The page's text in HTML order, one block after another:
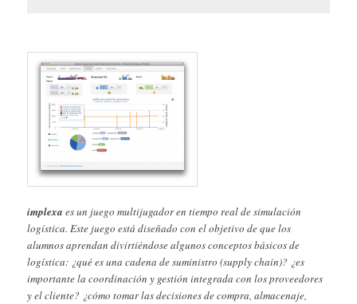
implexa es un juego multijugador en tiempo real de simulación
logística. Este juego está diseñado con el objetivo de que los
alumnos aprendan divirtiéndose algunos conceptos básicos de
logística: ¿qué es una cadena de suministro (supply chain)? ¿es
importante la coordinación y gestión integrada con los proveedores
y el cliente? ¿cómo tomar las decisiones de compra, almacenaje,